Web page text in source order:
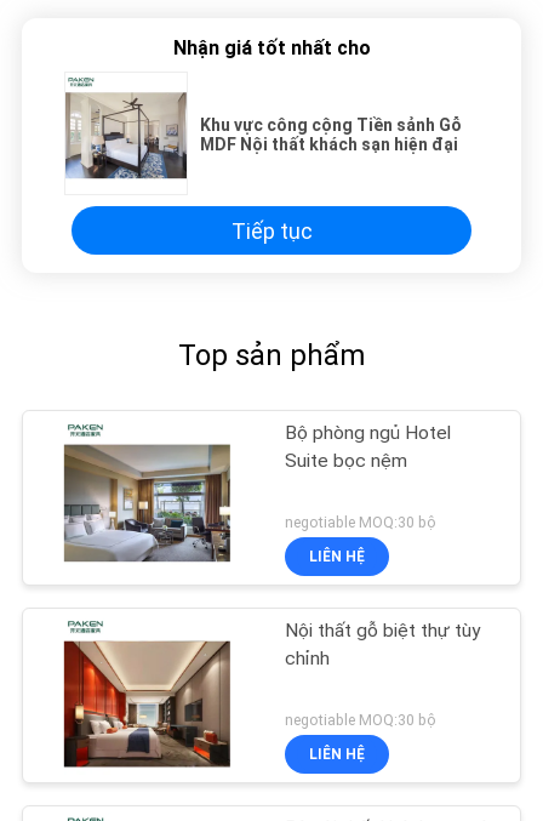
Nhận giá tốt nhất cho
Khu vực công cộng Tiền sảnh Gỗ
MDF Nội thất khách sạn hiện đại
Tiếp tục
Top sản phẩm
Bộ phòng ngủ Hotel
Suite bọc nệm
negotiable MOQ:30 bộ
LIÊN HỆ
Nội thất gỗ biệt thự tùy
chỉnh
negotiable MOQ:30 bộ
LIÊN HỆ